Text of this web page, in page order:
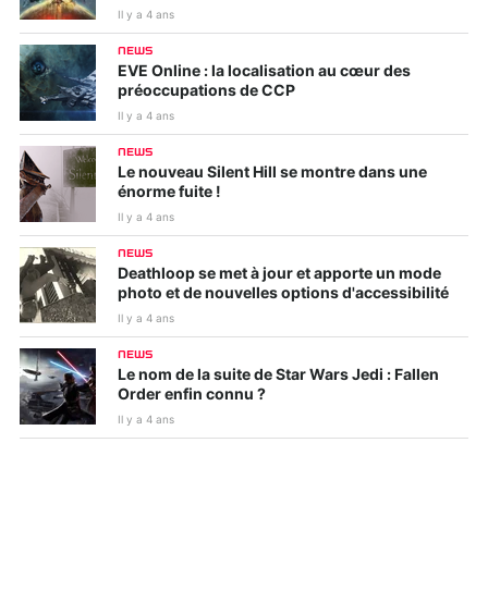
Il y a 4 ans
NEWS
EVE Online : la localisation au cœur des
préoccupations de CCP
Il y a 4 ans
NEWS
Le nouveau Silent Hill se montre dans une
énorme fuite !
Il y a 4 ans
NEWS
Deathloop se met à jour et apporte un mode
photo et de nouvelles options d'accessibilité
Il y a 4 ans
NEWS
Le nom de la suite de Star Wars Jedi : Fallen
Order enfin connu ?
Il y a 4 ans